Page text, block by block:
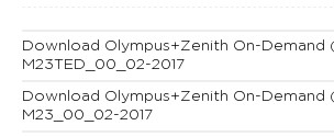
Download Olympus+Zenith On-Demand
M23TED_00_02-2017
Download Olympus+Zenith On-Demand
M23_00_02-2017